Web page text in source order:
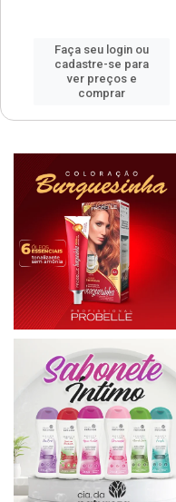
Faça seu login ou
cadastre-se para
ver preços e
comprar